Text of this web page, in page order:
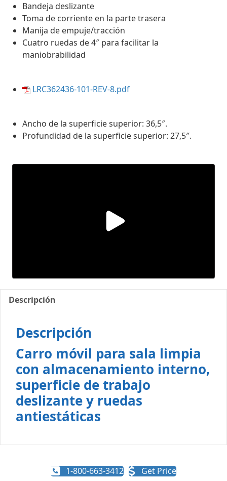
Bandeja deslizante
Toma de corriente en la parte trasera
Manija de empuje/tracción
Cuatro ruedas de 4″ para facilitar la
maniobrabilidad
LRC362436-101-REV-8.pdf
Ancho de la superficie superior: 36,5″.
Profundidad de la superficie superior: 27,5″.
Descripción
Descripción
Carro móvil para sala limpia
con almacenamiento interno,
superficie de trabajo
deslizante y ruedas
antiestáticas
1-800-663-3412 Get Price